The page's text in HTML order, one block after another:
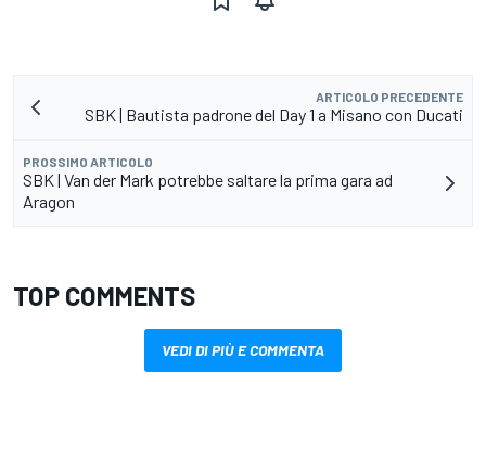
ARTICOLO PRECEDENTE
SBK | Bautista padrone del Day 1 a Misano con Ducati
PROSSIMO ARTICOLO
SBK | Van der Mark potrebbe saltare la prima gara ad
Aragon
TOP COMMENTS
VEDI DI PIÙ E COMMENTA